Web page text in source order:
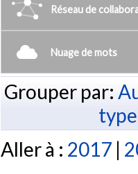
Réseau de
Nuage de mots
Grouper par:
Aller à : 2017 |